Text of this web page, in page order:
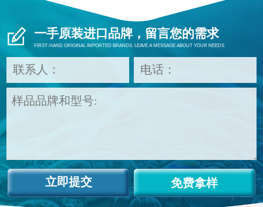
一手原装进口品牌，留言您的需求
FIRST-HAND ORIGINAL IMPORTED BRANDS, LEAVE A MESSAGE ABOUT YOUR NEEDS
免费拿样